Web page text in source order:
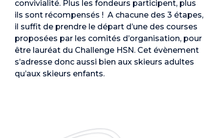
convivialité. Plus les fondeurs participent, plus
ils sont récompensés ! A chacune des 3 étapes,
il suffit de prendre le départ d’une des courses
proposées par les comités d’organisation, pour
être lauréat du Challenge HSN. Cet évènement
s’adresse donc aussi bien aux skieurs adultes
qu’aux skieurs enfants.